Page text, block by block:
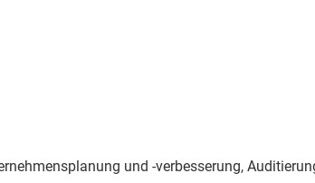
und -verbesserung,